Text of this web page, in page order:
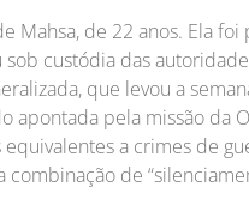
Mahsa, de 22 anos. Ela
custódia das
que levou a
apontada pela missão da
a crimes de
de